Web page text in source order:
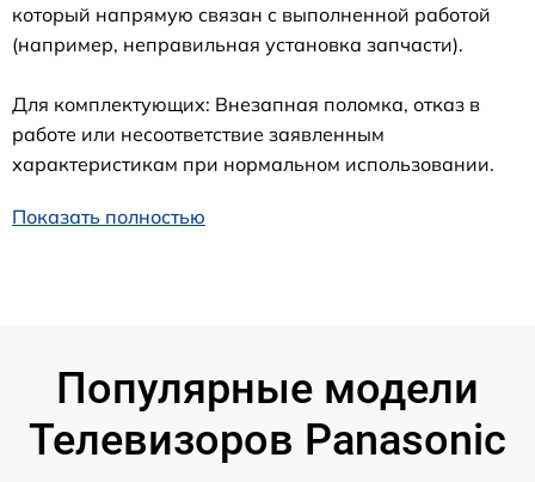
который напрямую связан с выполненной работой
(например, неправильная установка запчасти).
Для комплектующих: Внезапная поломка, отказ в
работе или несоответствие заявленным
характеристикам при нормальном использовании.
Показать полностью
Популярные модели
Телевизоров Panasonic